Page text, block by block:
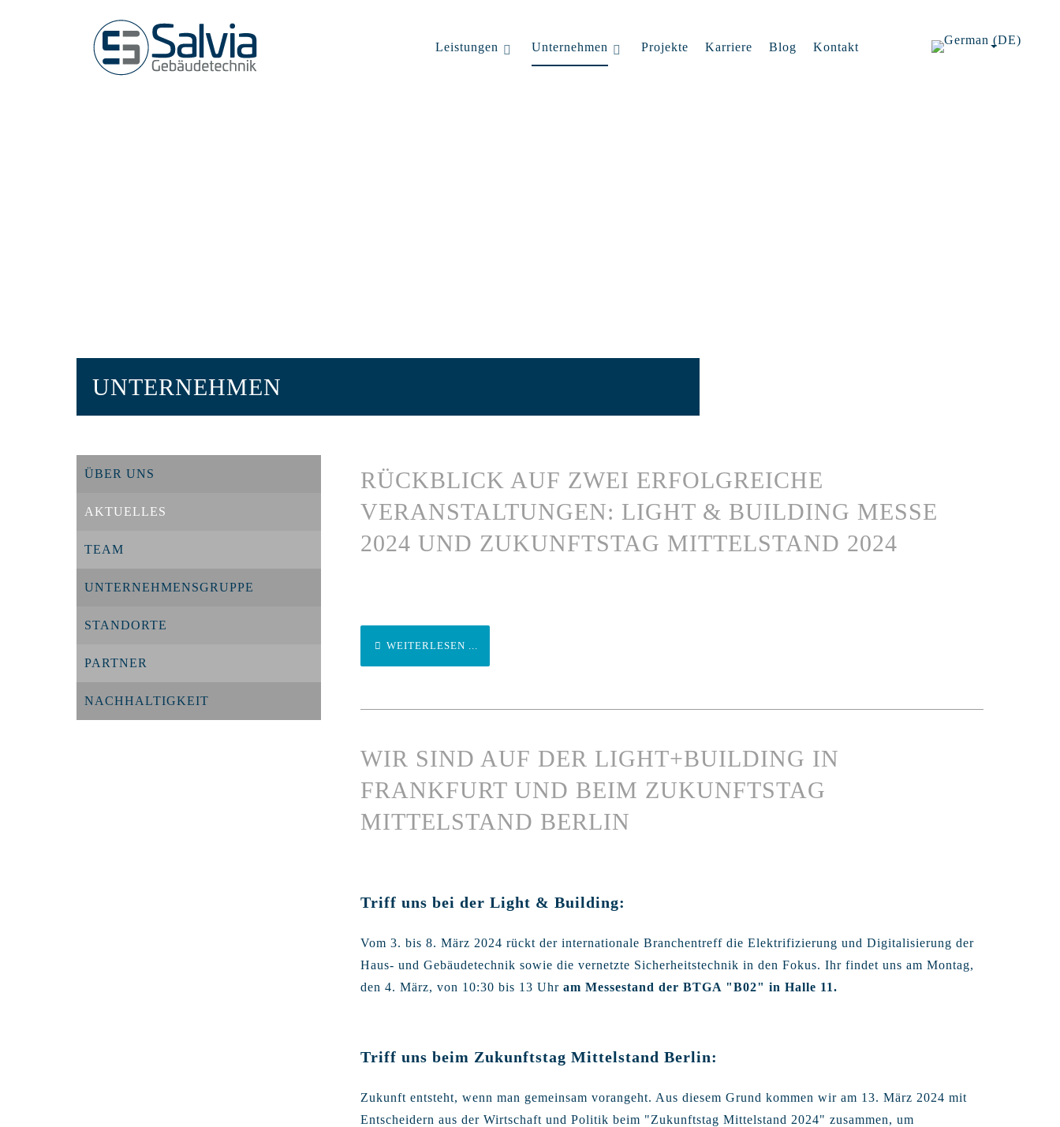
Leistungen Unternehmen Projekte Karriere Blog Kontakt
UNTERNEHMEN
ÜBER UNS
AKTUELLES
TEAM
UNTERNEHMENSGRUPPE
STANDORTE
PARTNER
NACHHALTIGKEIT
RÜCKBLICK AUF ZWEI ERFOLGREICHE
VERANSTALTUNGEN: LIGHT & BUILDING MESSE
2024 UND ZUKUNFTSTAG MITTELSTAND 2024
WEITERLESEN ...
WIR SIND AUF DER LIGHT+BUILDING IN
FRANKFURT UND BEIM ZUKUNFTSTAG
MITTELSTAND BERLIN
Triff uns bei der Light & Building:
Vom 3. bis 8. März 2024 rückt der internationale Branchentreff die Elektrifizierung und Digitalisierung der
Haus- und Gebäudetechnik sowie die vernetzte Sicherheitstechnik in den Fokus. Ihr findet uns am Montag,
den 4. März, von 10:30 bis 13 Uhr am Messestand der BTGA "B02" in Halle 11.
Triff uns beim Zukunftstag Mittelstand Berlin:
Zukunft entsteht, wenn man gemeinsam vorangeht. Aus diesem Grund kommen wir am 13. März 2024 mit
Entscheidern aus der Wirtschaft und Politik beim "Zukunftstag Mittelstand 2024" zusammen, um